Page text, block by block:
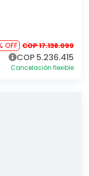
OFF COP 17.138.099
COP 5.236.415
Cancelación flexible